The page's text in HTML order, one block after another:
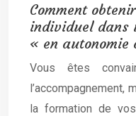
Comment
individuel dans
« en autonomie
Vous êtes
l’accompagnement,
la formation de